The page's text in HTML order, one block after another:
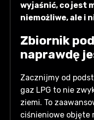
wyjaśnić, co jest
niemożliwe, ale i
Zbiornik
naprawdę
Zacznijmy od
gaz LPG to nie
ziemi. To
ciśnieniowe objęte